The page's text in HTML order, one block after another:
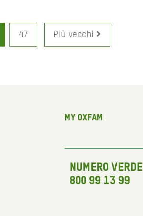
47 Più vecchi
My Oxfam
NUMERO VERDE
800 99 13 99